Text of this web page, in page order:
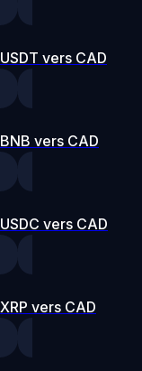
USDT vers CAD
BNB vers CAD
USDC vers CAD
XRP vers CAD